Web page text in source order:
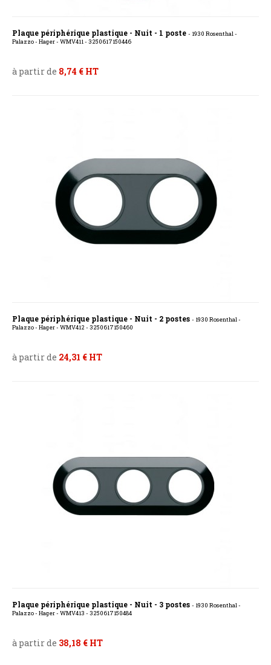
Plaque périphérique plastique - Nuit - 1 poste - 1930 Rosenthal -
Palazzo - Hager - WMV411 - 3250617150446
à partir de 8,74 € HT
Plaque périphérique plastique - Nuit - 2 postes - 1930 Rosenthal -
Palazzo - Hager - WMV412 - 3250617150460
à partir de 24,31 € HT
Plaque périphérique plastique - Nuit - 3 postes - 1930 Rosenthal -
Palazzo - Hager - WMV413 - 3250617150484
à partir de 38,18 € HT